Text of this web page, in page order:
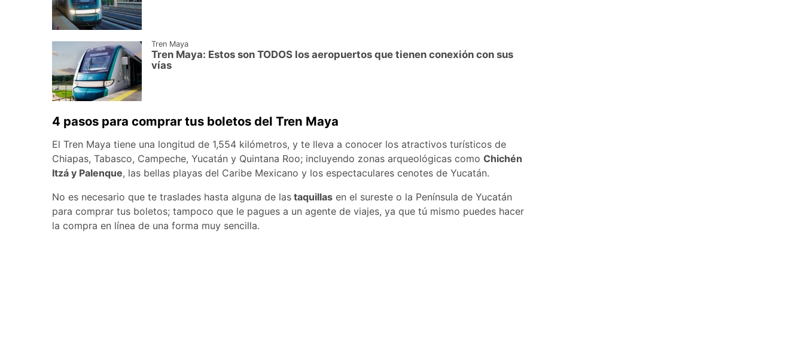
Tren Maya
Tren Maya: Estos son TODOS los aeropuertos que tienen conexión con sus
vías
4 pasos para comprar tus boletos del Tren Maya
El Tren Maya tiene una longitud de 1,554 kilómetros, y te lleva a conocer los atractivos turísticos de
Chiapas, Tabasco, Campeche, Yucatán y Quintana Roo; incluyendo zonas arqueológicas como Chichén
Itzá y Palenque, las bellas playas del Caribe Mexicano y los espectaculares cenotes de Yucatán.
No es necesario que te traslades hasta alguna de las taquillas en el sureste o la Península de Yucatán
para comprar tus boletos; tampoco que le pagues a un agente de viajes, ya que tú mismo puedes hacer
la compra en línea de una forma muy sencilla.